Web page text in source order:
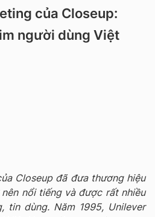
của Closeup:
người dùng Việt
Closeup đã đưa thương hiệu
nổi tiếng và được rất nhiều
tin dùng. Năm 1995, Unilever